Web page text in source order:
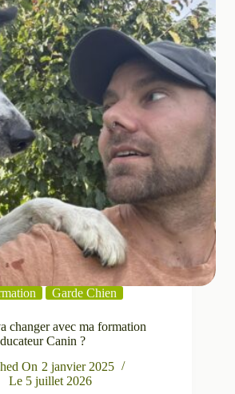
promenade
de
chien
Garde Chien
changer avec ma formation
Canin ?
On 2 janvier 2025
Le 5 juillet 2026